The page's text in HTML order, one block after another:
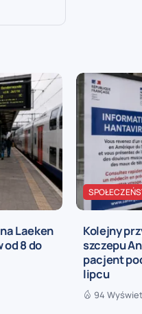
Laeken
od 8 do
Kolejny
szczepu
pacjent
lipcu
94